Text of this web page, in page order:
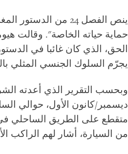
حماية حياته الخاصة". وقالت
الحق، الذي كان غائبا في
يجرّم السلوك الجنسي المثلي
متقطع على الطريق الساحلي
من السيارة، أشار لهم الراكب